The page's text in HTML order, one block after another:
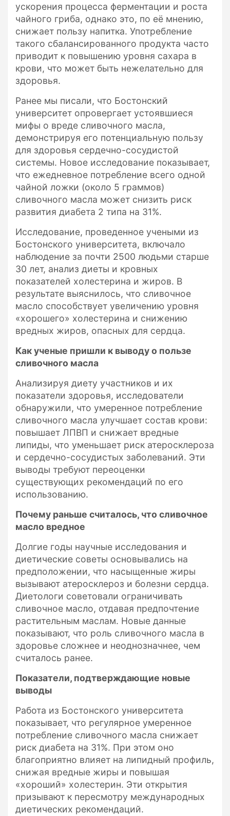
ускорения процесса ферментации и роста
чайного гриба, однако это, по её мнению,
снижает пользу напитка. Употребление
такого сбалансированного продукта часто
приводит к повышению уровня сахара в
крови, что может быть нежелательно для
здоровья.
Ранее мы писали, что Бостонский
университет опровергает устоявшиеся
мифы о вреде сливочного масла,
демонстрируя его потенциальную пользу
для здоровья сердечно-сосудистой
системы. Новое исследование показывает,
что ежедневное потребление всего одной
чайной ложки (около 5 граммов)
сливочного масла может снизить риск
развития диабета 2 типа на 31%.
Исследование, проведенное учеными из
Бостонского университета, включало
наблюдение за почти 2500 людьми старше
30 лет, анализ диеты и кровных
показателей холестерина и жиров. В
результате выяснилось, что сливочное
масло способствует увеличению уровня
«хорошего» холестерина и снижению
вредных жиров, опасных для сердца.
Как ученые пришли к выводу о пользе
сливочного масла
Анализируя диету участников и их
показатели здоровья, исследователи
обнаружили, что умеренное потребление
сливочного масла улучшает состав крови:
повышает ЛПВП и снижает вредные
липиды, что уменьшает риск атеросклероза
и сердечно-сосудистых заболеваний. Эти
выводы требуют переоценки
существующих рекомендаций по его
использованию.
Почему раньше считалось, что сливочное
масло вредное
Долгие годы научные исследования и
диетические советы основывались на
предположении, что насыщенные жиры
вызывают атеросклероз и болезни сердца.
Диетологи советовали ограничивать
сливочное масло, отдавая предпочтение
растительным маслам. Новые данные
показывают, что роль сливочного масла в
здоровье сложнее и неоднозначнее, чем
считалось ранее.
Показатели, подтверждающие новые
выводы
Работа из Бостонского университета
показывает, что регулярное умеренное
потребление сливочного масла снижает
риск диабета на 31%. При этом оно
благоприятно влияет на липидный профиль,
снижая вредные жиры и повышая
«хороший» холестерин. Эти открытия
призывают к пересмотру международных
диетических рекомендаций.